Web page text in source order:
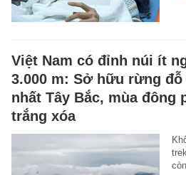
Việt Nam có đỉnh núi ít
3.000 m: Sở hữu rừng đỗ
nhất Tây Bắc, mùa đông
trắng xóa